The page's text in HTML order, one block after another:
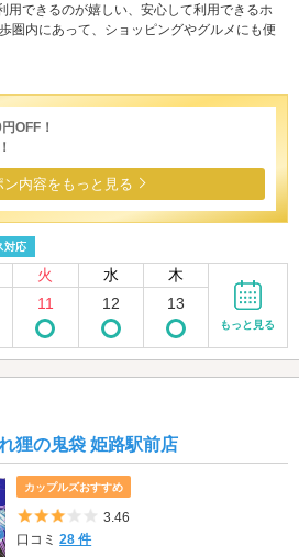
用できるのが嬉しい、安心して利用できるホ
圏内にあって、ショッピングやグルメにも便
OFF！
ン内容をもっと見る
対応
火 水 木
11 12 13
もっと見る
狸の鬼袋 姫路駅前店
カップルズおすすめ
5つ星のうち3
3.46
口コミ28 件